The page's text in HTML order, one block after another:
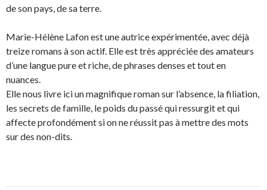
de son pays, de sa terre.
Marie-Hélène Lafon est une autrice expérimentée, avec déjà
treize romans à son actif. Elle est très appréciée des amateurs
d’une langue pure et riche, de phrases denses et tout en
nuances.
Elle nous livre ici un magnifique roman sur l’absence, la filiation,
les secrets de famille, le poids du passé qui ressurgit et qui
affecte profondément si on ne réussit pas à mettre des mots
sur des non-dits.